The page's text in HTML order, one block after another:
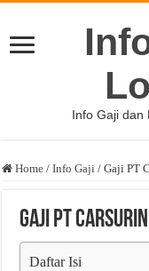
Info Gaji dan
Home / Info Gaji / Gaji PT
Gaji PT Carsurin
Daftar Isi